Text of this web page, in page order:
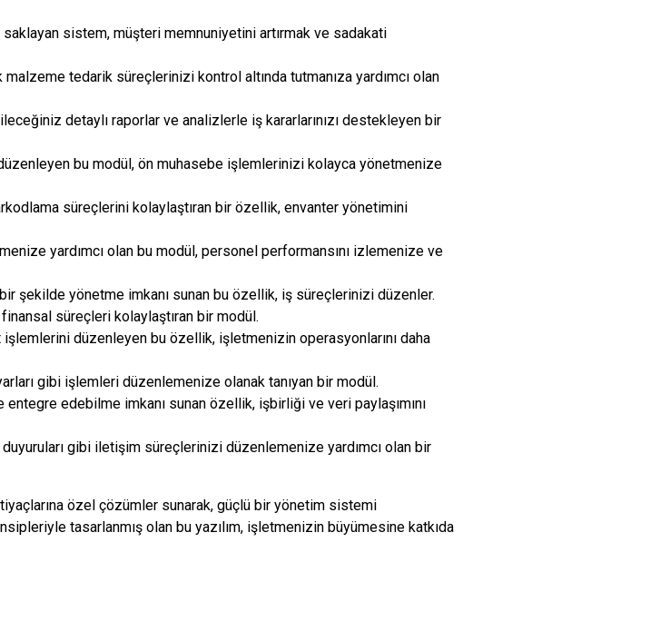
sistem, müşteri memnuniyetini artırmak ve sadakati
tedarik süreçlerinizi kontrol altında tutmanıza yardımcı olan
detaylı raporlar ve analizlerle iş kararlarınızı destekleyen bir
bu modül, ön muhasebe işlemlerinizi kolayca yönetmenize
süreçlerini kolaylaştıran bir özellik, envanter yönetimini
yardımcı olan bu modül, personel performansını izlemenize ve
şekilde yönetme imkanı sunan bu özellik, iş süreçlerinizi düzenler.
süreçleri kolaylaştıran bir modül.
düzenleyen bu özellik, işletmenizin operasyonlarını daha
gibi işlemleri düzenlemenize olanak tanıyan bir modül.
entegre edebilme imkanı sunan özellik, işbirliği ve veri paylaşımını
gibi iletişim süreçlerinizi düzenlemenize yardımcı olan bir
özel çözümler sunarak, güçlü bir yönetim sistemi
tasarlanmış olan bu yazılım, işletmenizin büyümesine katkıda